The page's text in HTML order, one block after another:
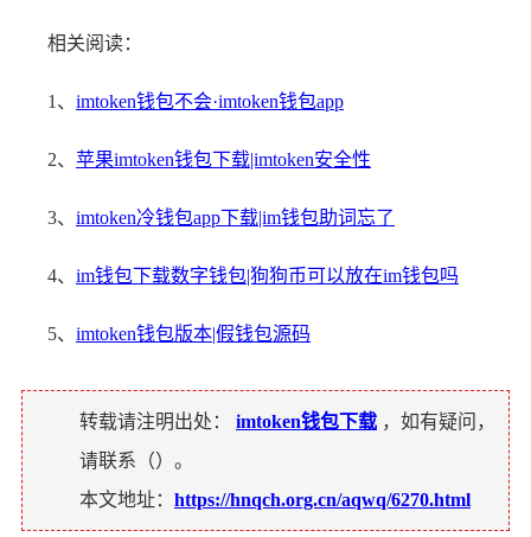
相关阅读：
1、 imtoken钱包不会·imtoken钱包app
2、 苹果imtoken钱包下载|imtoken安全性
3、 imtoken冷钱包app下载|im钱包助词忘了
4、 im钱包下载数字钱包|狗狗币可以放在im钱包吗
5、 imtoken钱包版本|假钱包源码
转载请注明出处： imtoken钱包下载 ，如有疑问，
请联系（）。
本文地址： https://hnqch.org.cn/aqwq/6270.html